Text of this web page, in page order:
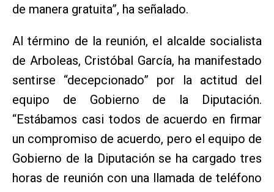
de manera gratuita”, ha señalado.
Al término de la reunión, el alcalde socialista
de Arboleas, Cristóbal García, ha manifestado
sentirse “decepcionado” por la actitud del
equipo de Gobierno de la Diputación.
“Estábamos casi todos de acuerdo en firmar
un compromiso de acuerdo, pero el equipo de
Gobierno de la Diputación se ha cargado tres
horas de reunión con una llamada de teléfono